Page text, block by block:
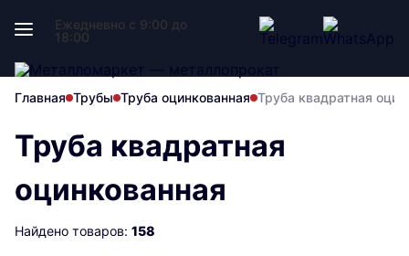
Ежедневно с 9:00 до
18:00
Главная Трубы Труба оцинкованная Труба квадратная
Труба квадратная
оцинкованная
Найдено товаров: 158